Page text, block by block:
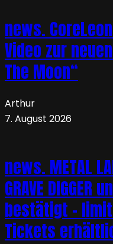
news.
Video zur
The Moon“
Arthur
7. August 2026
news. METAL
GRAVE DIGGER
bestätigt –
Tickets